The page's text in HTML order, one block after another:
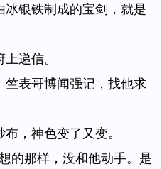
冰银铁制成的宝剑，就是
递信。
竺表哥博闻强记，找他求
，神色变了又变。
的那样，没和他动手。是